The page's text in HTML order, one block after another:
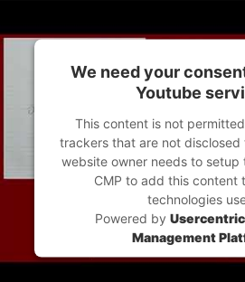
We need your
Youtube
This content is not
trackers that are not disclosed
website owner needs to setup
CMP to add this content
technologies
Powered by
Management